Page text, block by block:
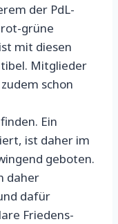
der PdL-
grüne
mit diesen
Mitglieder
schon
Ein
ist daher im
geboten.
daher
dafür
Friedens-